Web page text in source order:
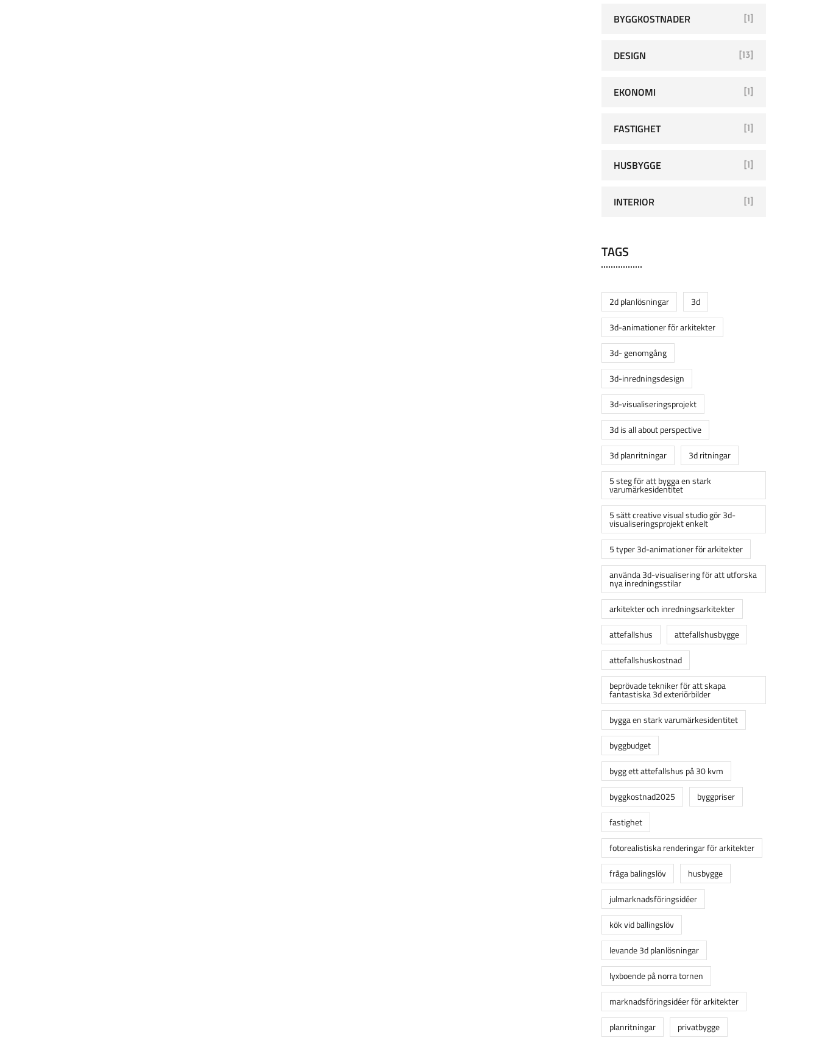
BYGGKOSTNADER [1]
DESIGN [13]
EKONOMI [1]
FASTIGHET [1]
HUSBYGGE [1]
INTERIOR [1]
TAGS
2d planlösningar
3d
3d-animationer för arkitekter
3d- genomgång
3d-inredningsdesign
3d-visualiseringsprojekt
3d is all about perspective
3d planritningar
3d ritningar
5 steg för att bygga en stark
varumärkesidentitet
5 sätt creative visual studio gör 3d-
visualiseringsprojekt enkelt
5 typer 3d-animationer för arkitekter
använda 3d-visualisering för att utforska
nya inredningsstilar
arkitekter och inredningsarkitekter
attefallshus
attefallshusbygge
attefallshuskostnad
beprövade tekniker för att skapa
fantastiska 3d exteriörbilder
bygga en stark varumärkesidentitet
byggbudget
bygg ett attefallshus på 30 kvm
byggkostnad2025
byggpriser
fastighet
fotorealistiska renderingar för arkitekter
fråga balingslöv
husbygge
julmarknadsföringsidéer
kök vid ballingslöv
levande 3d planlösningar
lyxboende på norra tornen
marknadsföringsidéer för arkitekter
planritningar
privatbygge